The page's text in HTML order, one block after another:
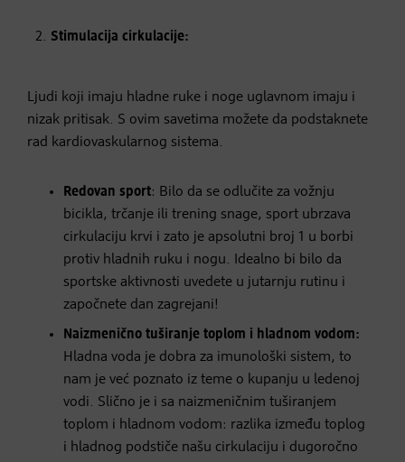
Stimulacija cirkulacije:
Ljudi koji imaju hladne ruke i noge uglavnom imaju i
nizak pritisak. S ovim savetima možete da podstaknete
rad kardiovaskularnog sistema.
Redovan sport: Bilo da se odlučite za vožnju
bicikla, trčanje ili trening snage, sport ubrzava
cirkulaciju krvi i zato je apsolutni broj 1 u borbi
protiv hladnih ruku i nogu. Idealno bi bilo da
sportske aktivnosti uvedete u jutarnju rutinu i
započnete dan zagrejani!
Naizmenično tuširanje toplom i hladnom vodom:
Hladna voda je dobra za imunološki sistem, to
nam je već poznato iz teme o kupanju u ledenoj
vodi. Slično je i sa naizmeničnim tuširanjem
toplom i hladnom vodom: razlika između toplog
i hladnog podstiče našu cirkulaciju i dugoročno